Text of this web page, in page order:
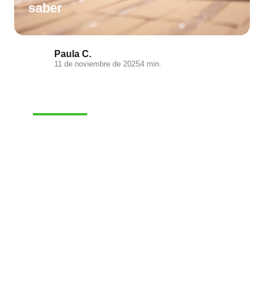
saber
Paula C.
11 de noviembre de 20254 min.